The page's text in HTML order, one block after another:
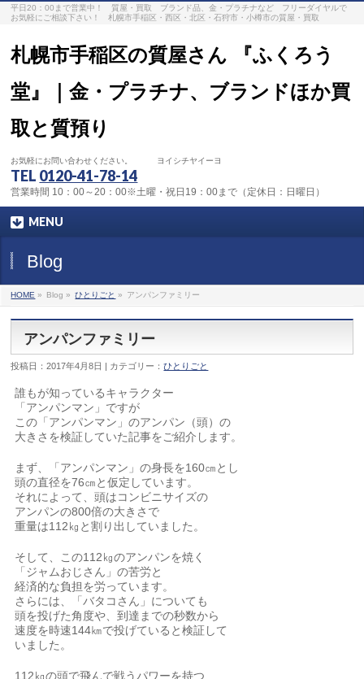
平日20：00まで営業中！ 質屋・買取 ブランド品、金・プラチナなど フリーダイヤルで
お気軽にご相談下さい！ 札幌市手稲区・西区・北区・石狩市・小樽市の質屋・買取
札幌市手稲区の質屋さん 『ふくろう
堂』｜金・プラチナ、ブランドほか買
取と質預り
お気軽にお問い合わせください。 ヨイシチヤイーヨ
TEL 0120-41-78-14
営業時間 10：00～20：00※土曜・祝日19：00まで（定休日：日曜日）
MENU
Blog
HOME » Blog » ひとりごと » アンパンファミリー
アンパンファミリー
投稿日：2017年4月8日 | カテゴリー：ひとりごと
誰もが知っているキャラクター
「アンパンマン」ですが
この「アンパンマン」のアンパン（頭）の
大きさを検証していた記事をご紹介します。
まず、「アンパンマン」の身長を160㎝とし
頭の直径を76㎝と仮定しています。
それによって、頭はコンビニサイズの
アンパンの800倍の大きさで
重量は112㎏と割り出していました。
そして、この112㎏のアンパンを焼く
「ジャムおじさん」の苦労と
経済的な負担を労っています。
さらには、「バタコさん」についても
頭を投げた角度や、到達までの秒数から
速度を時速144㎞で投げていると検証して
いました。
112㎏の頭で飛んで戦うパワーを持つ